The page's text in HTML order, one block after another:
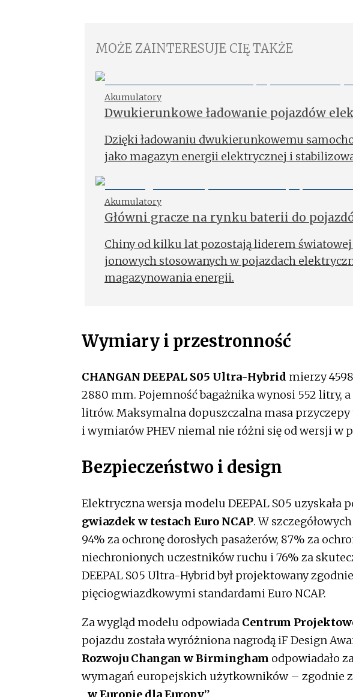
MOŻE ZAINTERESUJE CIĘ TAKŻE
Akumulatory
Dwukierunkowe ładowanie pojazdów
Dzięki ładowaniu dwukierunkowemu
jako magazyn energii elektrycznej i
Akumulatory
Główni gracze na rynku baterii do
Chiny od kilku lat pozostają liderem
jonowych stosowanych w pojazdach
magazynowania energii.
Wymiary i przestronność
CHANGAN DEEPAL S05 Ultra-Hybrid mierzy
2880 mm. Pojemność bagażnika wynosi 552 litry,
litrów. Maksymalna dopuszczalna masa przyczepy
i wymiarów PHEV niemal nie różni się od wersji w
Bezpieczeństwo i design
Elektryczna wersja modelu DEEPAL S05 uzyskała
gwiazdek w testach Euro NCAP. W
94% za ochronę dorosłych pasażerów, 87% za
niechronionych uczestników ruchu i 76% za
DEEPAL S05 Ultra-Hybrid był projektowany
pięciogwiazdkowymi standardami Euro NCAP.
Za wygląd modelu odpowiada Centrum
pojazdu została wyróżniona nagrodą iF Design
Rozwoju Changan w Birmingham odpowiadało
wymagań europejskich użytkowników – zgodnie
w Europie dla Europy”.